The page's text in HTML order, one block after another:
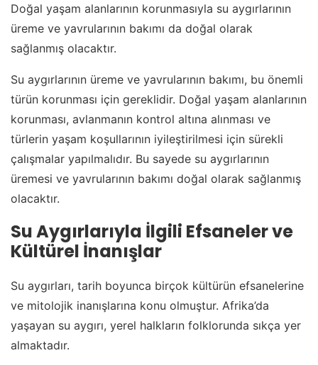
Doğal yaşam alanlarının korunmasıyla su aygırlarının
üreme ve yavrularının bakımı da doğal olarak
sağlanmış olacaktır.
Su aygırlarının üreme ve yavrularının bakımı, bu önemli
türün korunması için gereklidir. Doğal yaşam alanlarının
korunması, avlanmanın kontrol altına alınması ve
türlerin yaşam koşullarının iyileştirilmesi için sürekli
çalışmalar yapılmalıdır. Bu sayede su aygırlarının
üremesi ve yavrularının bakımı doğal olarak sağlanmış
olacaktır.
Su Aygırlarıyla İlgili Efsaneler ve
Kültürel İnanışlar
Su aygırları, tarih boyunca birçok kültürün efsanelerine
ve mitolojik inanışlarına konu olmuştur. Afrika’da
yaşayan su aygırı, yerel halkların folklorunda sıkça yer
almaktadır.